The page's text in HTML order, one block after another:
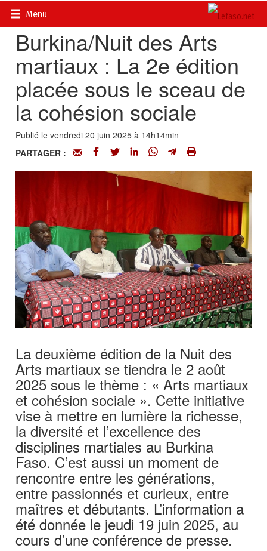
Menu
Accueil>
Burkina/Nuit des Arts
martiaux : La 2e édition
placée sous le sceau de
la cohésion sociale
Publié le vendredi 20 juin 2025 à 14h14min
PARTAGER :
La deuxième édition de la Nuit des
Arts martiaux se tiendra le 2 août
2025 sous le thème : « Arts martiaux
et cohésion sociale ». Cette initiative
vise à mettre en lumière la richesse,
la diversité et l’excellence des
disciplines martiales au Burkina
Faso. C’est aussi un moment de
rencontre entre les générations,
entre passionnés et curieux, entre
maîtres et débutants. L’information a
été donnée le jeudi 19 juin 2025, au
cours d’une conférence de presse.